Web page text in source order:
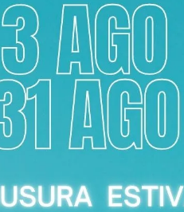
AUREA ANGOLARE